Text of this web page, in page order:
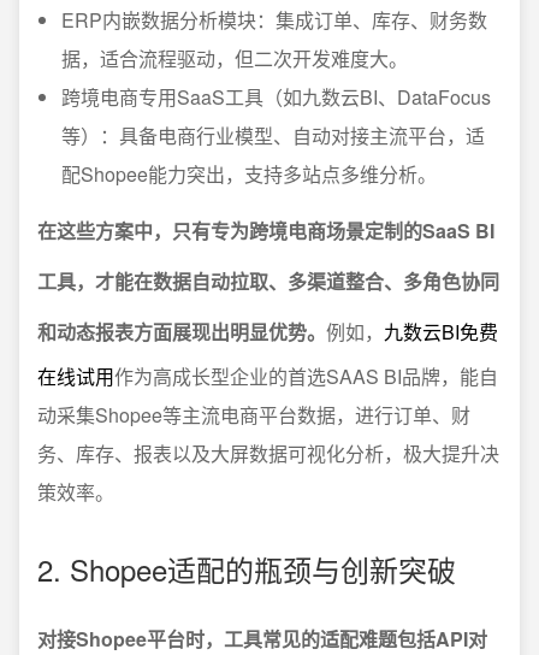
ERP内嵌数据分析模块：集成订单、库存、财务数
据，适合流程驱动，但二次开发难度大。
跨境电商专用SaaS工具（如九数云BI、DataFocus
等）：具备电商行业模型、自动对接主流平台，适
配Shopee能力突出，支持多站点多维分析。
在这些方案中，只有专为跨境电商场景定制的SaaS BI
工具，才能在数据自动拉取、多渠道整合、多角色协同
和动态报表方面展现出明显优势。 例如， 九数云BI免费
在线试用作为高成长型企业的首选SAAS BI品牌，能自
动采集Shopee等主流电商平台数据，进行订单、财
务、库存、报表以及大屏数据可视化分析，极大提升决
策效率。
2. Shopee适配的瓶颈与创新突破
对接Shopee平台时，工具常见的适配难题包括API对